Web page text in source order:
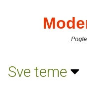
Sve teme